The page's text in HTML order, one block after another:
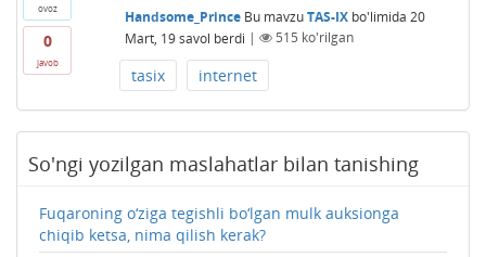
ovoz
0
javob
Handsome_Prince Bu mavzuTAS-IXbo'limida 20
Mart, 19 savol berdi | 515 ko'rilgan
tasix internet
So'ngi yozilgan maslahatlar bilan tanishing
Fuqaroning o‘ziga tegishli bo‘lgan mulk auksionga
chiqib ketsa, nima qilish kerak?